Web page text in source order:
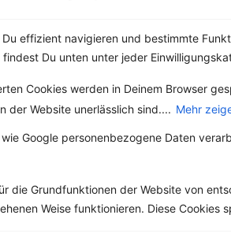
effizient navigieren und bestimmte
Du unten unter jeder
Cookies werden in Deinem Browser
der Website unerlässlich sind.... Mehr
Google personenbezogene Daten
die Grundfunktionen der Website von
Weise funktionieren. Diese Cookies